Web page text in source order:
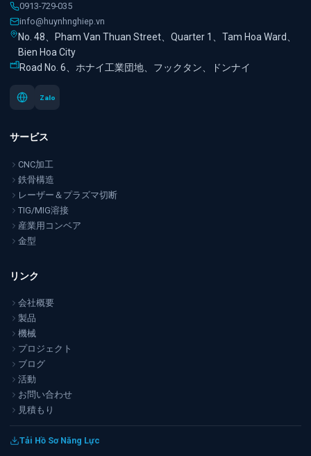
0913-729-035
info@huynhnghiep.vn
No. 48、Pham Van Thuan Street、Quarter 1、Tam Hoa Ward、
Bien Hoa City
Road No. 6、ホナイ工業団地、フックタン、ドンナイ
Zalo
サービス
CNC加工
鉄骨構造
レーザー＆プラズマ切断
TIG/MIG溶接
産業用コンベア
金型
リンク
会社概要
製品
機械
プロジェクト
ブログ
活動
お問い合わせ
見積もり
Tải Hồ Sơ Năng Lực